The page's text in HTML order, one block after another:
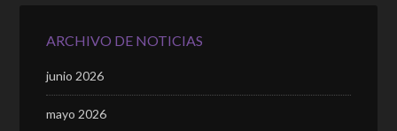
ARCHIVO DE NOTICIAS
junio 2026
mayo 2026